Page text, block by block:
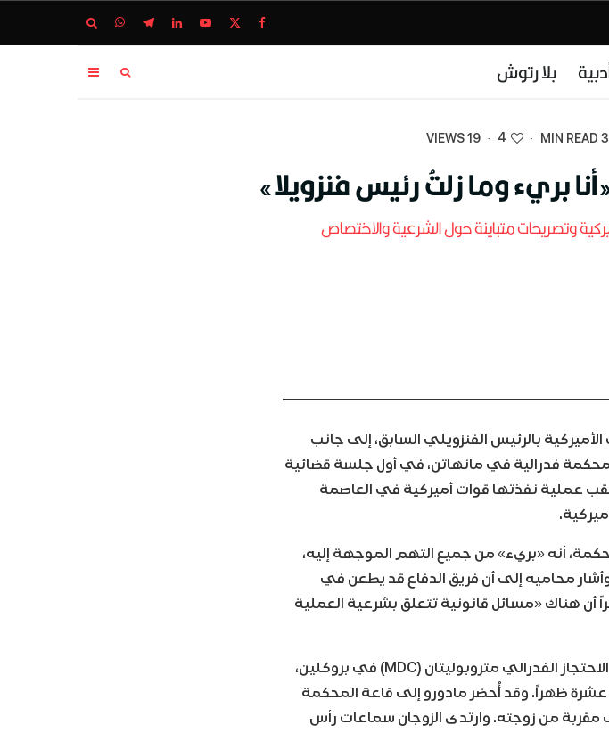
بلا رتوش
3 MIN READ
·
4
·
19 VIEWS
بريء وما زلتُ رئيس فنزويلا»
وتصريحات متباينة حول الشرعية والاختصاص
بالرئيس الفنزويلي السابق، إلى جانب
محكمة فدرالية في مانهاتن، في أول جلسة قضائية
عملية نفذتها قوات أميركية في العاصمة
أنه «بريء» من جميع التهم الموجهة إليه،
محاميه إلى أن فريق الدفاع قد يطعن في
أن هناك «مسائل قانونية تتعلق بشرعية العملية
ومثل مادورو وفلوريس، المحتجزان حالياً في مركز الاحتجاز الفدرالي متروبوليتان (MDC) في بروكلين،
عشرة ظهراً. وقد أُحضر مادورو إلى قاعة المحكمة
من زوجته. وارتدى الزوجان سماعات رأس